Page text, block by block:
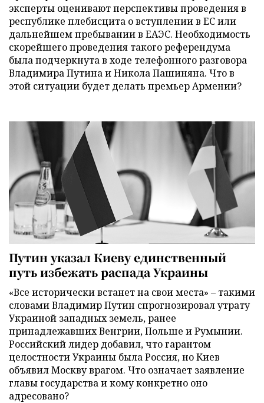
эксперты оценивают перспективы проведения в
республике плебисцита о вступлении в ЕС или
дальнейшем пребывании в ЕАЭС. Необходимость
скорейшего проведения такого референдума
была подчеркнута в ходе телефонного разговора
Владимира Путина и Никола Пашиняна. Что в
этой ситуации будет делать премьер Армении?
Путин указал Киеву единственный
путь избежать распада Украины
«Все исторически встанет на свои места» – такими
словами Владимир Путин спрогнозировал утрату
Украиной западных земель, ранее
принадлежавших Венгрии, Польше и Румынии.
Российский лидер добавил, что гарантом
целостности Украины была Россия, но Киев
объявил Москву врагом. Что означает заявление
главы государства и кому конкретно оно
адресовано?